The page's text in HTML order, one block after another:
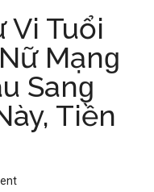
Vi Tuổi
Mạnɡ
Sanɡ
Tiền